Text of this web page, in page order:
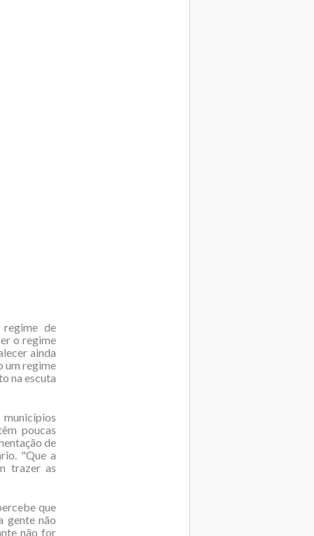
de
o regime
ainda
um regime
na escuta
poucas
de
"Que a
trazer as
que
gente não
não for